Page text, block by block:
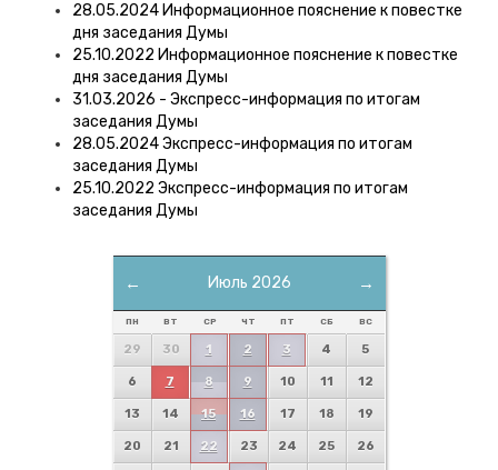
28.05.2024 Информационное пояснение к повестке
дня заседания Думы
25.10.2022 Информационное пояснение к повестке
дня заседания Думы
31.03.2026 - Экспресс-информация по итогам
заседания Думы
28.05.2024 Экспресс-информация по итогам
заседания Думы
25.10.2022 Экспресс-информация по итогам
заседания Думы
← →
Июль 2026
ПН ВТ СР ЧТ ПТ СБ ВС
29 30 1 2 3 4 5
6 7 8 9 10 11 12
13 14 15 16 17 18 19
20 21 22 23 24 25 26